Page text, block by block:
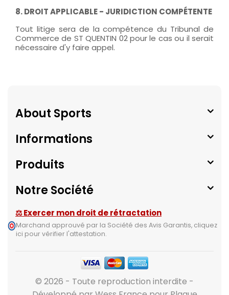
8. DROIT APPLICABLE - JURIDICTION COMPÉTENTE
Tout litige sera de la compétence du Tribunal de
Commerce de ST QUENTIN 02 pour le cas ou il serait
nécessaire d'y faire appel.
About Sports
Informations
Produits
Notre Société
⚖ Exercer mon droit de rétractation
Marchand approuvé par la Société des Avis Garantis, cliquez
ici pour vérifier l'attestation.
© 2026 - Toute reproduction interdite -